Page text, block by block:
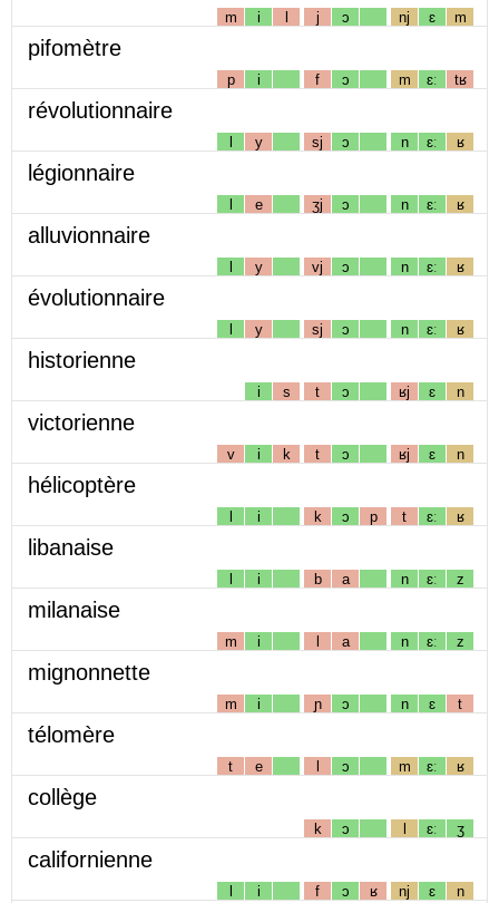
m i l j ɔ nj ɛ m
pifomètre
p i f ɔ m ɛː tʁ
révolutionnaire
l y sj ɔ n ɛː ʁ
légionnaire
l e ʒj ɔ n ɛː ʁ
alluvionnaire
l y vj ɔ n ɛː ʁ
évolutionnaire
l y sj ɔ n ɛː ʁ
historienne
i s t ɔ ʁj ɛ n
victorienne
v i k t ɔ ʁj ɛ n
hélicoptère
l i k ɔ p t ɛː ʁ
libanaise
l i b a n ɛː z
milanaise
m i l a n ɛː z
mignonnette
m i ɲ ɔ n ɛ t
télomère
t e l ɔ m ɛː ʁ
collège
k ɔ l ɛː ʒ
californienne
l i f ɔ ʁ nj ɛ n